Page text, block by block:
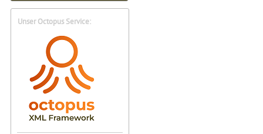
Unser Octopus Service: